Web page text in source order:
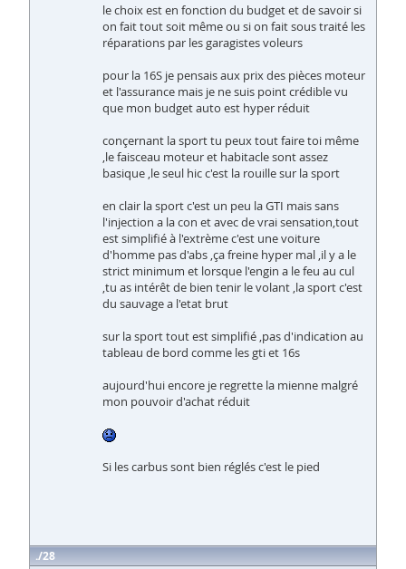
le choix est en fonction du budget et de savoir si
on fait tout soit même ou si on fait sous traité les
réparations par les garagistes voleurs
pour la 16S je pensais aux prix des pièces moteur
et l'assurance mais je ne suis point crédible vu
que mon budget auto est hyper réduit
conçernant la sport tu peux tout faire toi même
,le faisceau moteur et habitacle sont assez
basique ,le seul hic c'est la rouille sur la sport
en clair la sport c'est un peu la GTI mais sans
l'injection a la con et avec de vrai sensation,tout
est simplifié à l'extrème c'est une voiture
d'homme pas d'abs ,ça freine hyper mal ,il y a le
strict minimum et lorsque l'engin a le feu au cul
,tu as intérêt de bien tenir le volant ,la sport c'est
du sauvage a l'etat brut
sur la sport tout est simplifié ,pas d'indication au
tableau de bord comme les gti et 16s
aujourd'hui encore je regrette la mienne malgré
mon pouvoir d'achat réduit
Si les carbus sont bien réglés c'est le pied
28